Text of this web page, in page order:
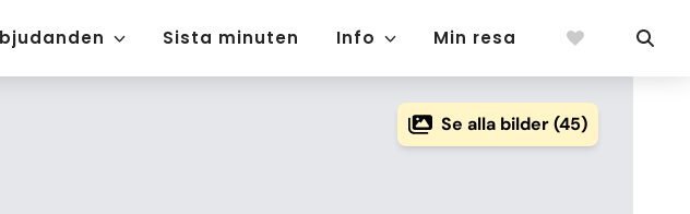
Sista minuten Info Min resa
Se alla bilder (45)